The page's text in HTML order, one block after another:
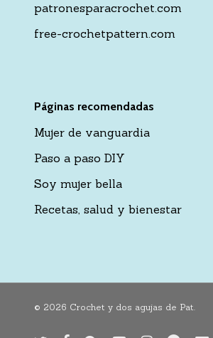
patronesparacrochet.com
free-crochetpattern.com
Páginas recomendadas
Mujer de vanguardia
Paso a paso DIY
Soy mujer bella
Recetas, salud y bienestar
© 2026 Crochet y dos agujas de Pat.